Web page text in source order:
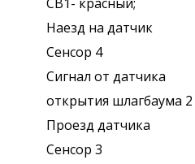
Наезд на датчик
Сенсор 4
Сигнал от датчика
открытия шлагбаума 2
Проезд датчика
Сенсор 3